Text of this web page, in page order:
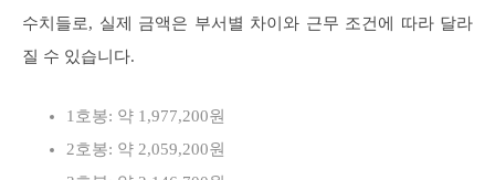
수치들로, 실제 금액은 부서별 차이와 근무 조건에 따라 달라
질 수 있습니다.
1호봉: 약 1,977,200원
2호봉: 약 2,059,200원